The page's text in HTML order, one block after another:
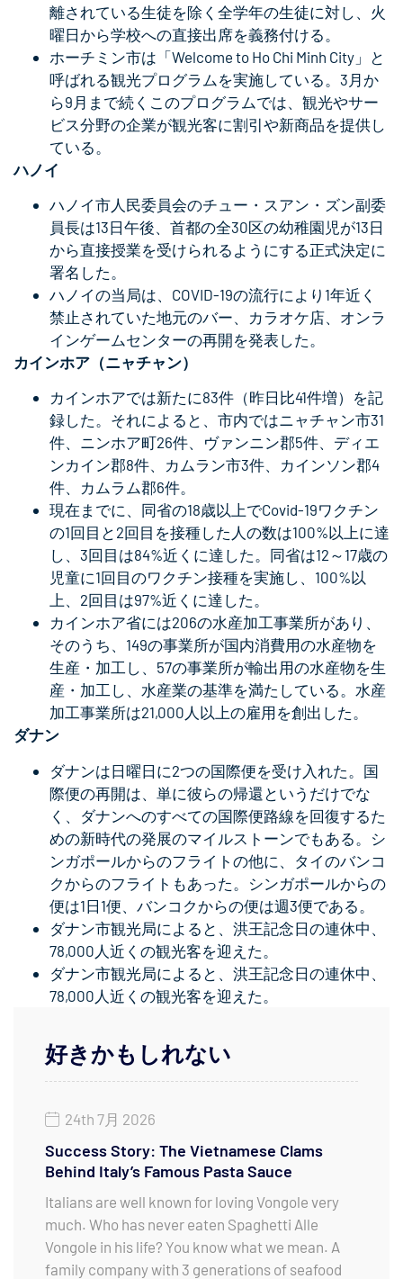
離されている生徒を除く全学年の生徒に対し、火
曜日から学校への直接出席を義務付ける。
ホーチミン市は「Welcome to Ho Chi Minh City」と
呼ばれる観光プログラムを実施している。3月か
ら9月まで続くこのプログラムでは、観光やサー
ビス分野の企業が観光客に割引や新商品を提供し
ている。
ハノイ
ハノイ市人民委員会のチュー・スアン・ズン副委
員長は13日午後、首都の全30区の幼稚園児が13日
から直接授業を受けられるようにする正式決定に
署名した。
ハノイの当局は、COVID-19の流行により1年近く
禁止されていた地元のバー、カラオケ店、オンラ
インゲームセンターの再開を発表した。
カインホア（ニャチャン）
カインホアでは新たに83件（昨日比41件増）を記
録した。それによると、市内ではニャチャン市31
件、ニンホア町26件、ヴァンニン郡5件、ディエ
ンカイン郡8件、カムラン市3件、カインソン郡4
件、カムラム郡6件。
現在までに、同省の18歳以上でCovid-19ワクチン
の1回目と2回目を接種した人の数は100%以上に達
し、3回目は84%近くに達した。同省は12～17歳の
児童に1回目のワクチン接種を実施し、100%以
上、2回目は97%近くに達した。
カインホア省には206の水産加工事業所があり、
そのうち、149の事業所が国内消費用の水産物を
生産・加工し、57の事業所が輸出用の水産物を生
産・加工し、水産業の基準を満たしている。水産
加工事業所は21,000人以上の雇用を創出した。
ダナン
ダナンは日曜日に2つの国際便を受け入れた。国
際便の再開は、単に彼らの帰還というだけでな
く、ダナンへのすべての国際便路線を回復するた
めの新時代の発展のマイルストーンでもある。シ
ンガポールからのフライトの他に、タイのバンコ
クからのフライトもあった。シンガポールからの
便は1日1便、バンコクからの便は週3便である。
ダナン市観光局によると、洪王記念日の連休中、
78,000人近くの観光客を迎えた。
ダナン市観光局によると、洪王記念日の連休中、
78,000人近くの観光客を迎えた。
好きかもしれない
24th 7月 2026
Success Story: The Vietnamese Clams
Behind Italy’s Famous Pasta Sauce
Italians are well known for loving Vongole very
much. Who has never eaten Spaghetti Alle
Vongole in his life? You know what we mean. A
family company with 3 generations of seafood